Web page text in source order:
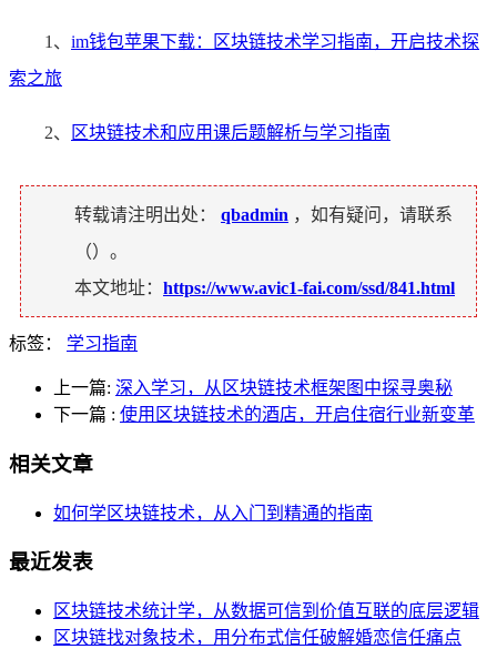
1、 im钱包苹果下载：区块链技术学习指南，开启技术探
索之旅
2、 区块链技术和应用课后题解析与学习指南
转载请注明出处： qbadmin ，如有疑问，请联系
（）。
本文地址： https://www.avic1-fai.com/ssd/841.html
标签： 学习指南
上一篇: 深入学习，从区块链技术框架图中探寻奥秘
下一篇 : 使用区块链技术的酒店，开启住宿行业新变革
相关文章
如何学区块链技术，从入门到精通的指南
最近发表
区块链技术统计学，从数据可信到价值互联的底层逻辑
区块链找对象技术，用分布式信任破解婚恋信任痛点